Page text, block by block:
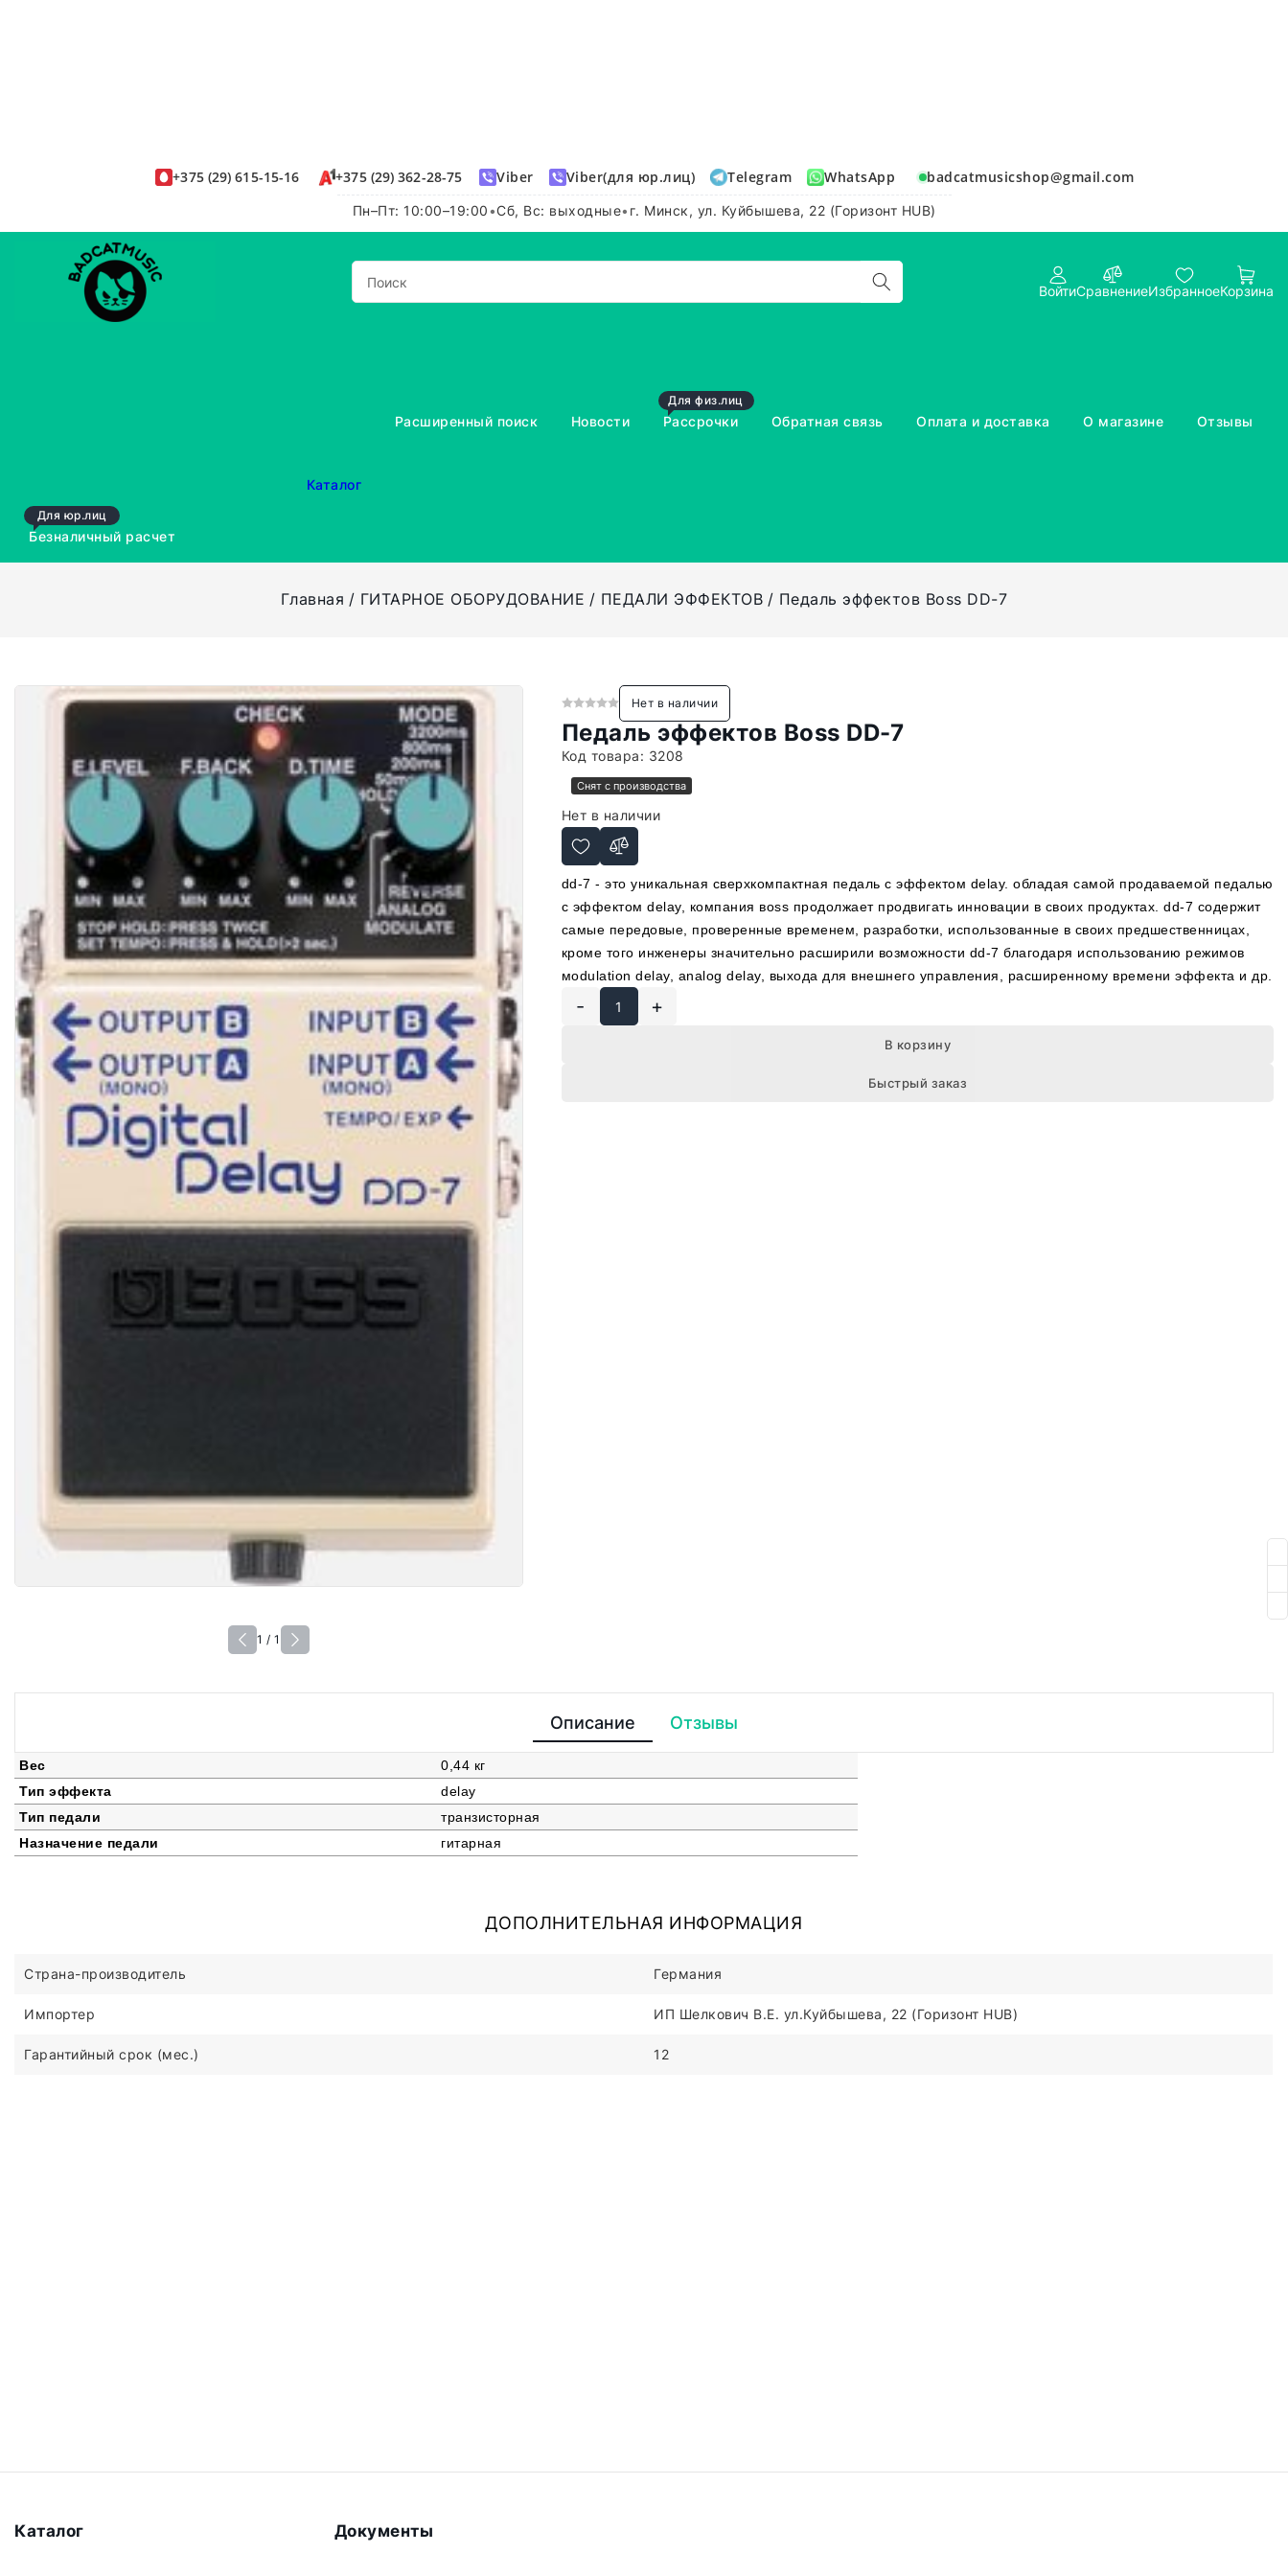
+375 (29) 615-15-16 +375 (29) 362-28-75 Viber Viber(для юр.лиц) Telegram WhatsApp badcatmusicshop@gmail.com
Пн–Пт: 10:00–19:00•Сб, Вс: выходные• г. Минск, ул. Куйбышева, 22 (Горизонт HUB)
ВойтиСравнениеИзбранноеКорзина
Каталог
Расширенный поиск Новости
Для физ.лиц
Рассрочки Обратная связь Оплата и доставка О магазине Отзывы
Для юр.лиц
Безналичный расчет
Главная ГИТАРНОЕ ОБОРУДОВАНИЕ ПЕДАЛИ ЭФФЕКТОВ Педаль эффектов Boss DD-7
1 / 1
Нет в наличии
Педаль эффектов Boss DD-7
Код товара: 3208
Снят с производства
Нет в наличии
dd-7 - это уникальная сверхкомпактная педаль с эффектом delay. обладая самой продаваемой педалью
с эффектом delay, компания воss продолжает продвигать инновации в своих продуктах. dd-7 содержит
самые передовые, проверенные временем, разработки, использованные в своих предшественницах,
кроме того инженеры значительно расширили возможности dd-7 благодаря использованию режимов
моdulation delаy, аnalog dеlay, выхода для внешнего управления, расширенному времени эффекта и др.
- +
В корзину
Быстрый заказ
Описание Отзывы
Вес
0,44 кг
Тип эффекта
delay
Тип педали
транзисторная
Назначение педали
гитарная
ДОПОЛНИТЕЛЬНАЯ ИНФОРМАЦИЯ
Страна-производитель Германия
Импортер ИП Шелкович В.Е. ул.Куйбышева, 22 (Горизонт HUB)
Гарантийный срок (мес.) 12
Каталог Документы